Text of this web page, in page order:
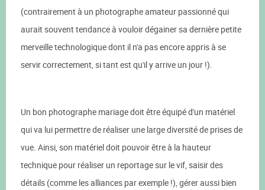
(contrairement à un photographe amateur passionné qui
aurait souvent tendance à vouloir dégainer sa dernière petite
merveille technologique dont il n'a pas encore appris à se
servir correctement, si tant est qu'il y arrive un jour !).
Un bon photographe mariage doit être équipé d'un matériel
qui va lui permettre de réaliser une large diversité de prises de
vue. Ainsi, son matériel doit pouvoir être à la hauteur
technique pour réaliser un reportage sur le vif, saisir des
détails (comme les alliances par exemple !), gérer aussi bien